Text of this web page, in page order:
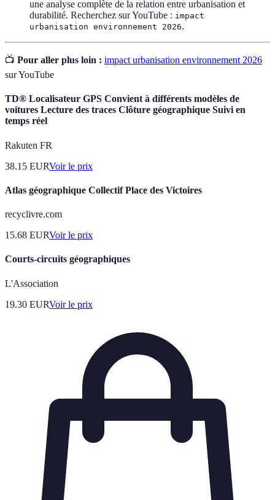
une analyse complète de la relation entre urbanisation et
durabilité. Recherchez sur YouTube : impact
urbanisation environnement 2026.
📺 Pour aller plus loin : impact urbanisation environnement 2026
sur YouTube
TD® Localisateur GPS Convient à différents modèles de
voitures Lecture des traces Clôture géographique Suivi en
temps réel
Rakuten FR
38.15 EURVoir le prix
Atlas géographique Collectif Place des Victoires
recyclivre.com
15.68 EURVoir le prix
Courts-circuits géographiques
L'Association
19.30 EURVoir le prix